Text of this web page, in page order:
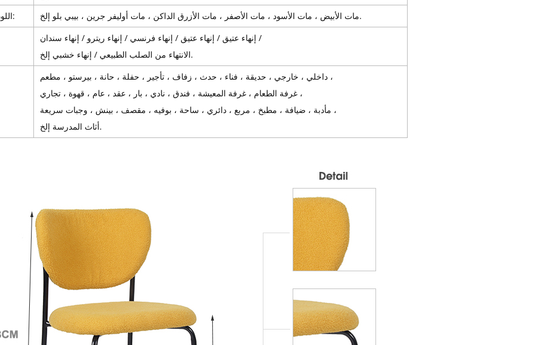
اللون المتوفر:
مات الأبيض ، مات الأسود ، مات الأصفر ، مات الأزرق الداكن ، مات أوليفر جرين ، بيبي بلو إلخ.
إنهاء عتيق / إنهاء عتيق / إنهاء فرنسي / إنهاء ريترو / إنهاء سندان /
الانتهاء من الصلب الطبيعي / إنهاء خشبي إلخ.
داخلي ، خارجي ، حديقة ، فناء ، حدث ، زفاف ، تأجير ، حفلة ، حانة ، بيرستو ، مطعم ،
غرفة الطعام ، غرفة المعيشة ، فندق ، نادي ، بار ، عقد ، عام ، قهوة ، تجاري ،
مأدبة ، ضيافة ، مطبخ ، مربع ، دائري ، ساحة ، بوفيه ، مقصف ، بينش ، وجبات سريعة ،
أثاث المدرسة إلخ.